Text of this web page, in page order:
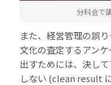
分科会で
また、経営管理の誤
文化の査定するアン
出すためには、決し
しない (clean result